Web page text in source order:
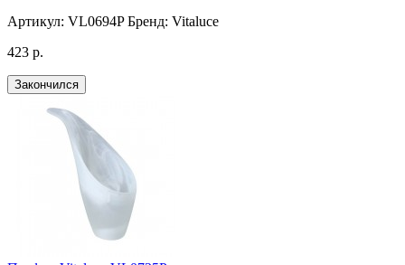
Артикул: VL0694P Бренд: Vitaluce
423 р.
Закончился